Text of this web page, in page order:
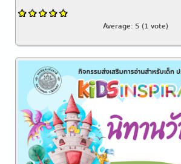
Average: 5 (1 vote)